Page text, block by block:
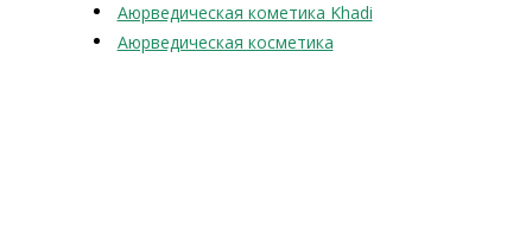
Аюрведическая кометика Khadi
Аюрведическая косметика